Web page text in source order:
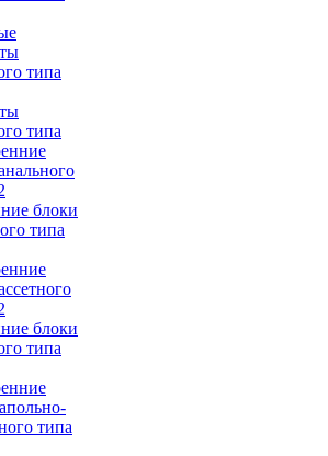
типа
блоки
типа
блоки
типа